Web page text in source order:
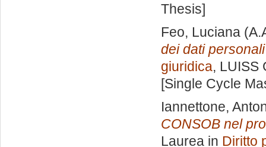
Thesis]
Feo, Luciana
dei dati
giuridica, LUISS
[Single Cycle
Iannettone,
CONSOB nel
Laurea in Diritto